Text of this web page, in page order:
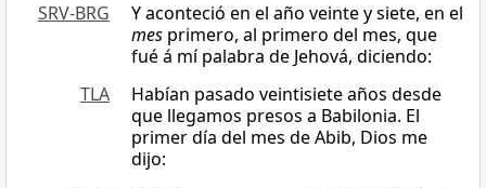
SRV-BRG
Y aconteció en el año veinte y siete, en el
mes primero, al primero del mes, que
fué á mí palabra de Jehová, diciendo:
TLA
Habían pasado veintisiete años desde
que llegamos presos a Babilonia. El
primer día del mes de Abib, Dios me
dijo: